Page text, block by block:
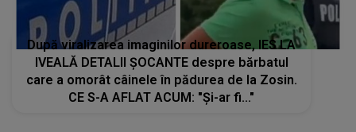
După viralizarea imaginilor dureroase, IES LA
IVEALĂ DETALII ȘOCANTE despre bărbatul
care a omorât câinele în pădurea de la Zosin.
CE S-A AFLAT ACUM: "Și-ar fi..."